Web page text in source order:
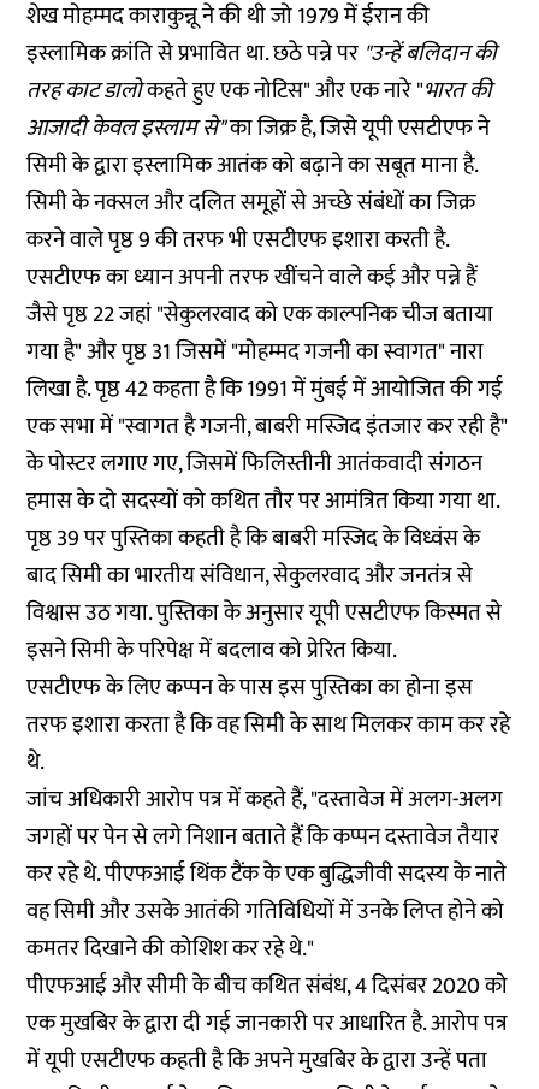
शेख मोहम्मद काराकुन्नू ने की थी जो 1979 में ईरान की
इस्लामिक क्रांतिसे प्रभावित था. छठे पन्ने पर "उन्हें बलिदान की
तरह काट डालोकहते हुए एक नोटिस" और एक नारे "भारत की
आजादी केवल इस्लाम से"का जिक्र है, जिसे यूपी एसटीएफ ने
सिमी के द्वारा इस्लामिक आतंक को बढ़ाने का सबूत माना है.
सिमी के नक्सल और दलित समूहों से अच्छे संबंधों का जिक्र
करने वाले पृष्ठ 9 की तरफ भी एसटीएफ इशारा करती है.
एसटीएफ का ध्यान अपनी तरफ खींचने वाले कई और पन्ने हैं
जैसे पृष्ठ 22 जहां "सेकुलरवाद को एक काल्पनिक चीज बताया
गया है" और पृष्ठ 31 जिसमें "मोहम्मद गजनी का स्वागत" नारा
लिखा है. पृष्ठ 42 कहता है कि 1991 में मुंबई में आयोजित की गई
एक सभा में "स्वागत है गजनी, बाबरी मस्जिद इंतजार कर रही है"
के पोस्टर लगाए गए, जिसमें फिलिस्तीनी आतंकवादी संगठन
हमास के दो सदस्यों को कथित तौर पर आमंत्रित किया गया था.
पृष्ठ 39 पर पुस्तिका कहती है कि बाबरी मस्जिद के विध्वंस के
बाद सिमी का भारतीय संविधान, सेकुलरवाद और जनतंत्र से
विश्वास उठ गया. पुस्तिका के अनुसार यूपी एसटीएफ किस्मत से
इसने सिमी के परिपेक्ष में बदलाव को प्रेरित किया.
एसटीएफ के लिए कप्पन के पास इस पुस्तिका का होना इस
तरफ इशारा करता है कि वह सिमी के साथ मिलकर काम कर रहे
थे.
जांच अधिकारी आरोप पत्र में कहते हैं, "दस्तावेज में अलग-अलग
जगहों पर पेन से लगे निशान बताते हैं कि कप्पन दस्तावेज तैयार
कर रहे थे. पीएफआई थिंक टैंक के एक बुद्धिजीवी सदस्य के नाते
वह सिमी और उसके आतंकी गतिविधियों में उनके लिप्त होने को
कमतर दिखाने की कोशिश कर रहे थे."
पीएफआई और सीमी के बीच कथित संबंध, 4 दिसंबर 2020 को
एक मुखबिर के द्वारा दी गई जानकारी पर आधारित है. आरोप पत्र
में यूपी एसटीएफ कहती है कि अपने मुखबिर के द्वारा उन्हें पता